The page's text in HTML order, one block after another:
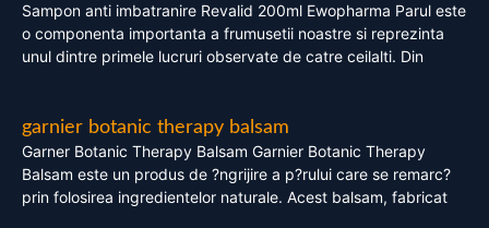
Sampon anti imbatranire Revalid 200ml Ewopharma Parul este
o componenta importanta a frumusetii noastre si reprezinta
unul dintre primele lucruri observate de catre ceilalti. Din
garnier botanic therapy balsam
Garner Botanic Therapy Balsam Garnier Botanic Therapy
Balsam este un produs de ?ngrijire a p?rului care se remarc?
prin folosirea ingredientelor naturale. Acest balsam, fabricat